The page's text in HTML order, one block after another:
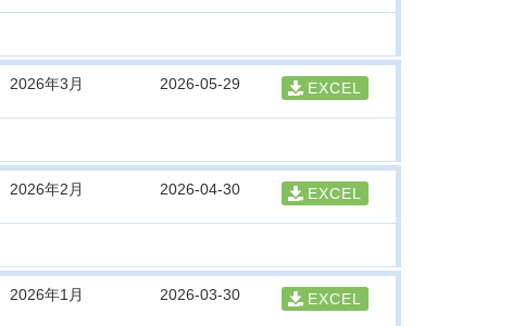
2026年3月 2026-05-29 EXCEL
2026年2月 2026-04-30 EXCEL
2026年1月 2026-03-30 EXCEL